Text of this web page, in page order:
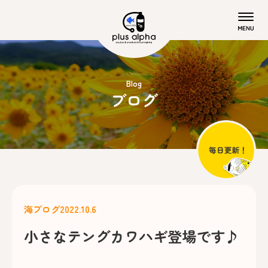
Blog
ブログ
海ブログ2022.10.6
小さなテングカワハギ登場です♪